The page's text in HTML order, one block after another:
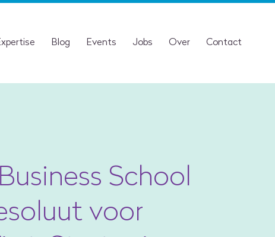
Blog Events Jobs Over Contact
School
voor